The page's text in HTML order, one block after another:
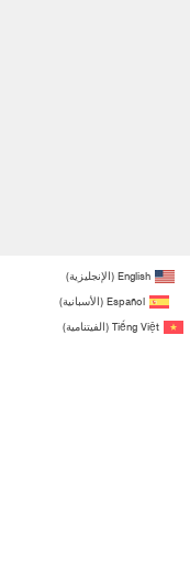
English
(الإنجليزية)
Español
(الأسبانية)
Tiếng Việt
(الفيتنامية)